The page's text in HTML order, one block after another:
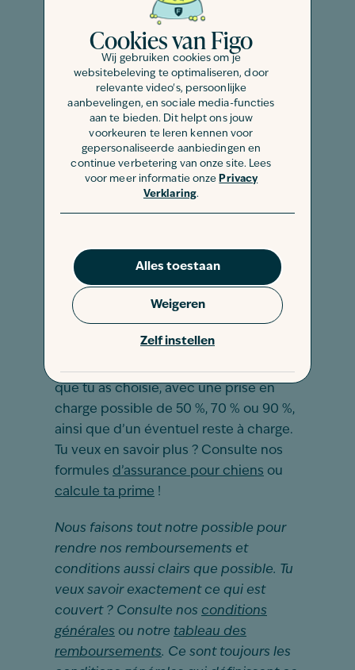
Cookies van Figo
Wij gebruiken cookies om je
websitebeleving te optimaliseren, door
relevante video's, persoonlijke
aanbevelingen, en sociale media-functies
aan te bieden. Dit helpt ons jouw
voorkeuren te leren kennen voor
gepersonaliseerde aanbiedingen en
continue verbetering van onze site. Lees
voor meer informatie onze Privacy
Verklaring.
Alles toestaan
Zelf instellen
Weigeren
Les frais pour l’ablation
d’un ongle chez ton
chien sont-ils
remboursés ?
Avec Figo, tu es couvert pour les
dépenses vétérinaires imprévues, y
compris les frais de retrait d’un ongle, à
condition que l’intervention soit
médicalement nécessaire. Le
que tu as choisie, avec une prise en
charge possible de 50 %, 70 % ou 90 %,
ainsi que d’un éventuel reste à charge.
Tu veux en savoir plus ? Consulte nos
formules d’assurance pour chiens ou
calcule ta prime !
Nous faisons tout notre possible pour
rendre nos remboursements et
conditions aussi clairs que possible. Tu
veux savoir exactement ce qui est
couvert ? Consulte nos conditions
générales ou notre tableau des
remboursements. Ce sont toujours les